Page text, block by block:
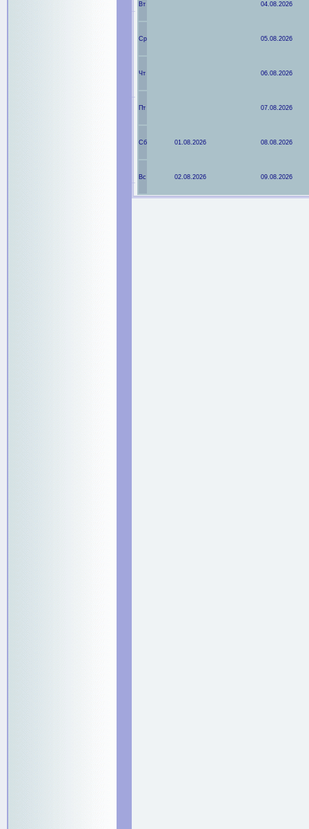
Вт 04.08.2026
Ср 05.08.2026
Чт 06.08.2026
Пт 07.08.2026
Сб 01.08.2026 08.08.2026
Вс 02.08.2026 09.08.2026